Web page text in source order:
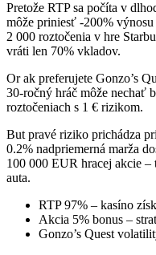
Pretože RTP sa počíta v
môže priniesť -200%
2 000 roztočenia v hre
vráti len 70% vkladov.
Or ak preferujete Gonzo’s
30-ročný hráč môže nechať
roztočeniach s 1 € rizikom.
But pravé riziko prichádza
0.2% nadpriemerná marža
100 000 EUR hracej akcie –
auta.
RTP 97% – kasíno
Akcia 5% bonus –
Gonzo’s Quest